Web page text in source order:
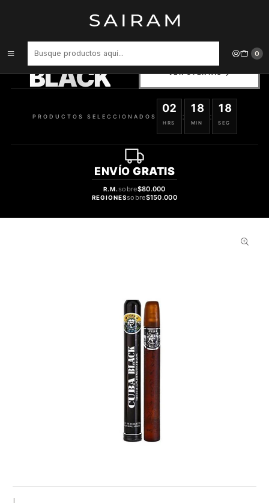
0
PERFUME CUBA BLACK VARON EDT 35 ML
BLACK
SELECCIONADOS
PRODUCTOS SELECCIONADOS
02
HRS
:
18
MIN
:
17
SEG
ENVÍO GRATIS
R.M.sobre$80.000
REGIONESsobre$150.000